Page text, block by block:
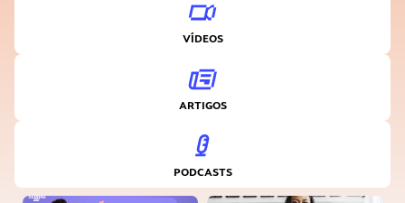
VÍDEOS
ARTIGOS
PODCASTS